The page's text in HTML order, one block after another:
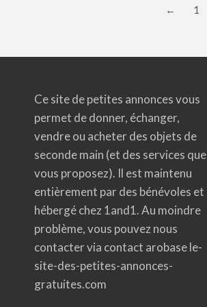
← 1
Ce site de petites annonces vous
permet de donner, échanger,
vendre ou acheter des objets de
seconde main (et des services que
vous proposez). Il est maintenu
entièrement par des bénévoles et
hébergé chez 1and1. Au moindre
problème, vous pouvez nous
contacter via contact arobase le-
site-des-petites-annonces-
gratuites.com